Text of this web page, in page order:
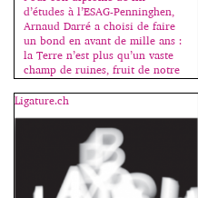
montrent […]
d’études à l’ESAG-Penninghen,
Arnaud Darré a choisi de faire
un bond en avant de mille ans :
la Terre n’est plus qu’un vaste
champ de ruines, fruit de notre
création. Un monde oublié dans
le temps et l’espace… Presque
oublié. Venus du fin fond du
cosmos, un peuple découvre
Ligature.ch